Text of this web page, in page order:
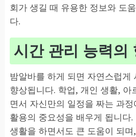
회가 생길 때 유용한 정보와 도
다.
시간 관리 능력의
밤알바를 하게 되면 자연스럽게
향상됩니다. 학업, 개인 생활, 아
면서 자신만의 일정을 짜는 과
활용의 중요성을 배우게 됩니다
생활을 하면서도 큰 도움이 되